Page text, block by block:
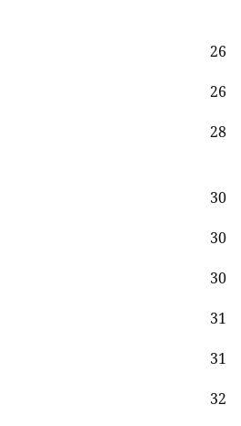
26
26
28
30
30
30
31
31
32